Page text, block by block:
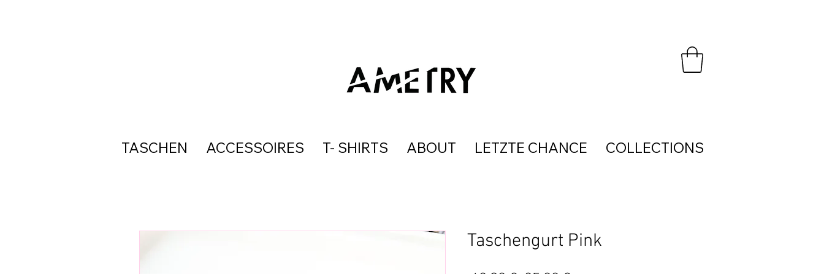
TASCHEN ACCESSOIRES T- SHIRTS ABOUT LETZTE CHANCE COLLECTIONS
Taschengurt Pink